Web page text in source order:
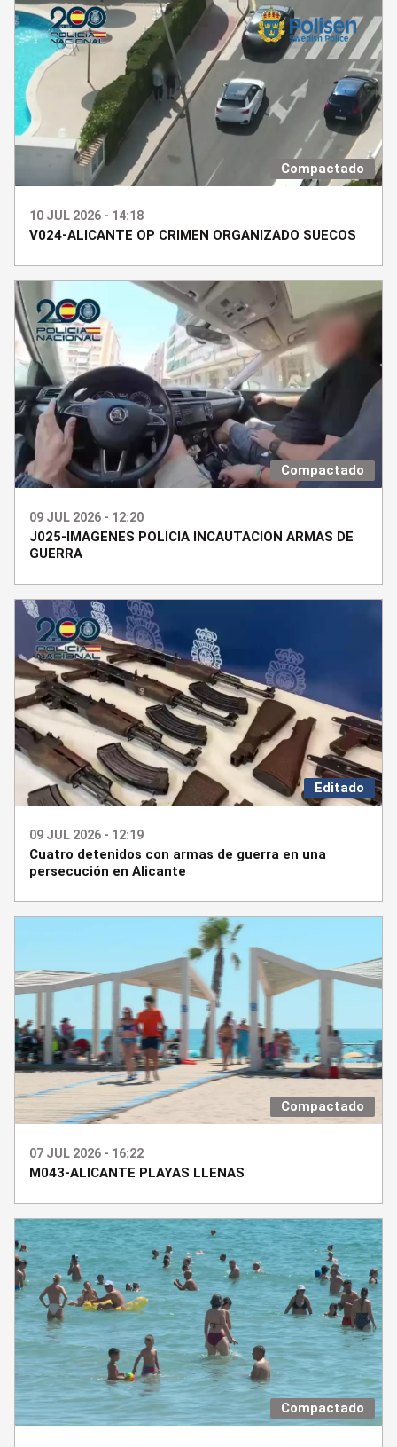
Compactado
10 JUL 2026 - 14:18
V024-ALICANTE OP CRIMEN ORGANIZADO SUECOS
Compactado
09 JUL 2026 - 12:20
J025-IMAGENES POLICIA INCAUTACION ARMAS DE
GUERRA
Editado
09 JUL 2026 - 12:19
Cuatro detenidos con armas de guerra en una
persecución en Alicante
Compactado
07 JUL 2026 - 16:22
M043-ALICANTE PLAYAS LLENAS
Compactado